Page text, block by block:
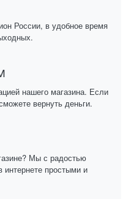
России, в удобное время
нашего магазина. Если
вернуть деньги.
Мы с радостью
интернете простыми и